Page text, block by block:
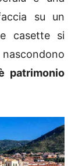
su un
casette si
patrimonio